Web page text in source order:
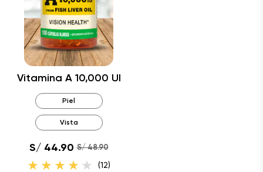
Vitamina A 10,000 UI
Piel
Vista
S/ 44.90 S/ 48.90
(12)